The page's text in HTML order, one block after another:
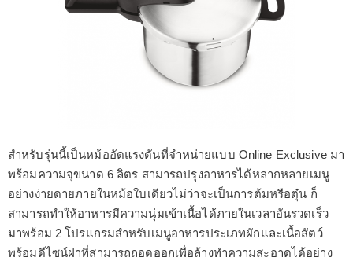
สำหรับรุ่นนี้เป็นหม้ออัดแรงดันที่จำหน่ายแบบ Online Exclusive มา
พร้อมความจุขนาด 6 ลิตร สามารถปรุงอาหารได้หลากหลายเมนู
อย่างง่ายดายภายในหม้อใบเดียวไม่ว่าจะเป็นการต้มหรือตุ๋น ก็
สามารถทำให้อาหารมีความนุ่มเข้าเนื้อได้ภายในเวลาอันรวดเร็ว
มาพร้อม 2 โปรแกรมสำหรับเมนูอาหารประเภทผักและเนื้อสัตว์
พร้อมดีไซน์ฝาที่สามารถถอดออกเพื่อล้างทำความสะอาดได้อย่าง